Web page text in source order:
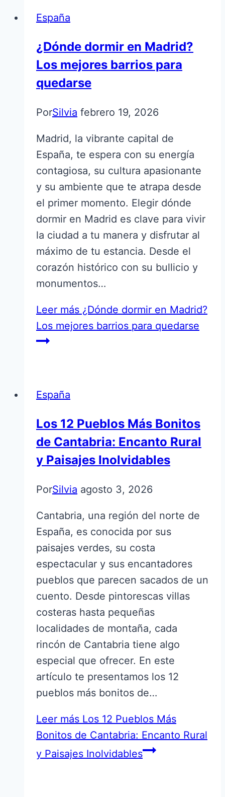
España
¿Dónde dormir en Madrid?
Los mejores barrios para
quedarse
PorSilvia febrero 19, 2026
Madrid, la vibrante capital de
España, te espera con su energía
contagiosa, su cultura apasionante
y su ambiente que te atrapa desde
el primer momento. Elegir dónde
dormir en Madrid es clave para vivir
la ciudad a tu manera y disfrutar al
máximo de tu estancia. Desde el
corazón histórico con su bullicio y
monumentos…
Leer más ¿Dónde dormir en Madrid?
Los mejores barrios para quedarse
España
Los 12 Pueblos Más Bonitos
de Cantabria: Encanto Rural
y Paisajes Inolvidables
PorSilvia agosto 3, 2026
Cantabria, una región del norte de
España, es conocida por sus
paisajes verdes, su costa
espectacular y sus encantadores
pueblos que parecen sacados de un
cuento. Desde pintorescas villas
costeras hasta pequeñas
localidades de montaña, cada
rincón de Cantabria tiene algo
especial que ofrecer. En este
artículo te presentamos los 12
pueblos más bonitos de…
Leer más Los 12 Pueblos Más
Bonitos de Cantabria: Encanto Rural
y Paisajes Inolvidables